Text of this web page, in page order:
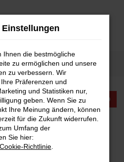
Fahrzeugangebote
KTW INTERNATIONAL
Einstellungen
Ihnen die bestmögliche
zu ermöglichen und unsere
zu verbessern. Wir
Präferenzen und
und Statistiken nur,
geben. Wenn Sie zu
Ihre Meinung ändern, können
für die Zukunft widerrufen.
Umfang der
Sie hier:
Cookie-Richtlinie